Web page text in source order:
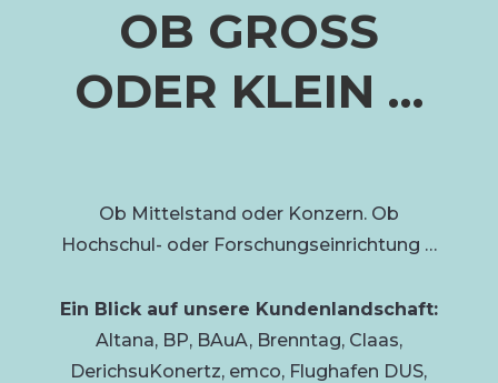
OB GROSS
ODER KLEIN …
Ob Mittelstand oder Konzern. Ob
Hochschul- oder Forschungseinrichtung …
Ein Blick auf unsere Kundenlandschaft:
Altana, BP, BAuA, Brenntag, Claas,
DerichsuKonertz, emco, Flughafen DUS,